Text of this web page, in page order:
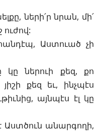
ների՛ր նրան, մի՛
Աստուած չի
ներուի քեզ, քո
քեզ եւ, ինչպէս
այնպէս էլ կը
Աստծուն անարգողի,